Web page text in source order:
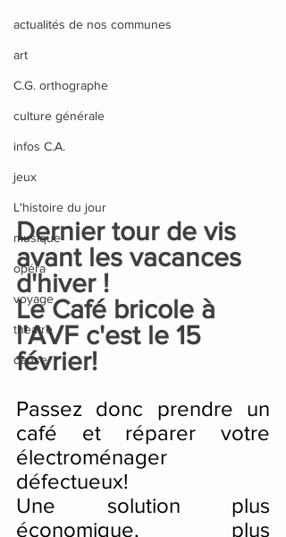
actualités de nos communes
art
C.G. orthographe
culture générale
infos C.A.
jeux
L'histoire du jour
musique
opéra
voyage
theatre
danse
Dernier tour de vis
avant les vacances
d'hiver !
Le Café bricole à
l'AVF c'est le 15
février!
Passez donc prendre un
café et réparer votre
électroménager
défectueux!
Une solution plus
économique, plus